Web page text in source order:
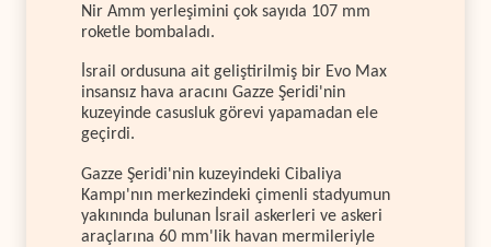
Nir Amm yerleşimini çok sayıda 107 mm
roketle bombaladı.
İsrail ordusuna ait geliştirilmiş bir Evo Max
insansız hava aracını Gazze Şeridi'nin
kuzeyinde casusluk görevi yapamadan ele
geçirdi.
Gazze Şeridi'nin kuzeyindeki Cibaliya
Kampı'nın merkezindeki çimenli stadyumun
yakınında bulunan İsrail askerleri ve askeri
araçlarına 60 mm'lik havan mermileriyle